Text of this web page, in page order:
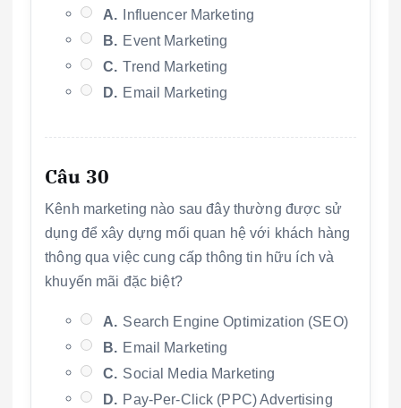
A.
Influencer Marketing
B. Event Marketing
C. Trend Marketing
D. Email Marketing
Câu 30
Kênh marketing nào sau đây thường được sử
dụng để xây dựng mối quan hệ với khách hàng
thông qua việc cung cấp thông tin hữu ích và
khuyến mãi đặc biệt?
A. Search Engine Optimization (SEO)
B. Email Marketing
C. Social Media Marketing
D. Pay-Per-Click (PPC) Advertising